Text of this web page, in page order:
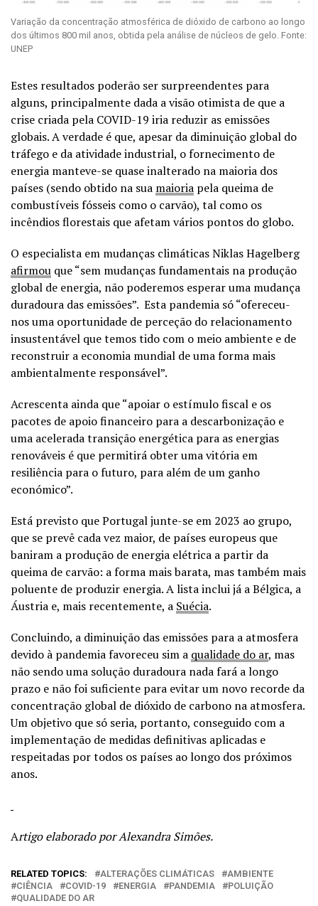
Variação da concentração atmosférica de dióxido de carbono ao longo
dos últimos 800 mil anos, obtida pela análise de núcleos de gelo. Fonte:
UNEP
Estes resultados poderão ser surpreendentes para
alguns, principalmente dada a visão otimista de que a
crise criada pela COVID-19 iria reduzir as emissões
globais. A verdade é que, apesar da diminuição global do
tráfego e da atividade industrial, o fornecimento de
energia manteve-se quase inalterado na maioria dos
países (sendo obtido na sua maioria pela queima de
combustíveis fósseis como o carvão), tal como os
incêndios florestais que afetam vários pontos do globo.
O especialista em mudanças climáticas Niklas Hagelberg
afirmou que “sem mudanças fundamentais na produção
global de energia, não poderemos esperar uma mudança
duradoura das emissões”. Esta pandemia só “ofereceu-
nos uma oportunidade de perceção do relacionamento
insustentável que temos tido com o meio ambiente e de
reconstruir a economia mundial de uma forma mais
ambientalmente responsável”.
Acrescenta ainda que “apoiar o estímulo fiscal e os
pacotes de apoio financeiro para a descarbonização e
uma acelerada transição energética para as energias
renováveis é que permitirá obter uma vitória em
resiliência para o futuro, para além de um ganho
económico”.
Está previsto que Portugal junte-se em 2023 ao grupo,
que se prevê cada vez maior, de países europeus que
baniram a produção de energia elétrica a partir da
queima de carvão: a forma mais barata, mas também mais
poluente de produzir energia. A lista inclui já a Bélgica, a
Áustria e, mais recentemente, a Suécia.
Concluindo, a diminuição das emissões para a atmosfera
devido à pandemia favoreceu sim a qualidade do ar, mas
não sendo uma solução duradoura nada fará a longo
prazo e não foi suficiente para evitar um novo recorde da
concentração global de dióxido de carbono na atmosfera.
Um objetivo que só seria, portanto, conseguido com a
implementação de medidas definitivas aplicadas e
respeitadas por todos os países ao longo dos próximos
anos.
Artigo elaborado por Alexandra Simões.
RELATED TOPICS: ALTERAÇÕES CLIMÁTICAS
AMBIENTE
CIÊNCIA
COVID-19 ENERGIA PANDEMIA
POLUIÇÃO
QUALIDADE DO AR